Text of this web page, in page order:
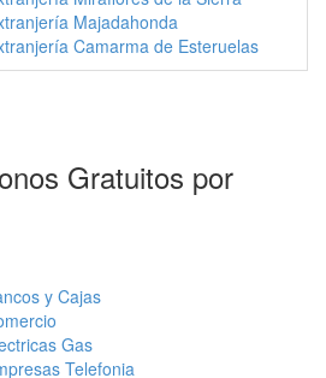
Majadahonda
Camarma de Esteruelas
Gratuitos por
y Cajas
Gas
Telefonia